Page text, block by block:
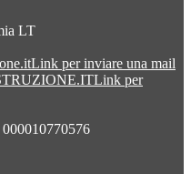
LT
Link per inviare una mail
Link per